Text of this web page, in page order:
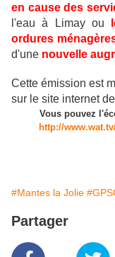
en cause des
l'eau à Limay ou
ordures
d'une nouvelle
Cette émission est
sur le site internet
Vous pouvez
http://
#Mantes la Jolie
Partager